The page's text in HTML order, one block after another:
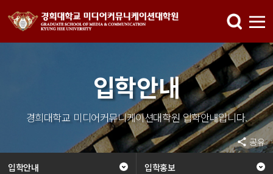
입학안내
경희대학교 미디어커뮤니케이션대학원 입학안내입니다.
입학안내 입학홍보
공유